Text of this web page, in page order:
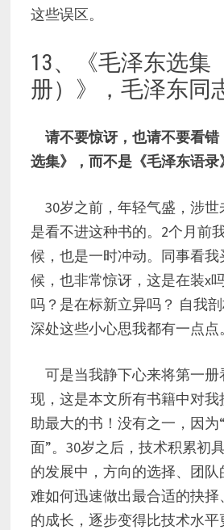
这些误区。
13、《毛泽东选集
册）》，毛泽东同
请不要惊讶，也请不要看
选集》，而不是《毛泽东语录
30岁之前，年轻气盛，涉世
是看不进这种书的。2个月前
候，也是一时冲动。同事看
候，也非常惊讶，这是在装x
吗？是在标新立异吗？ 自我
深处这些小心思我都有一点点。
可是当我静下心来将第一册
现，这是本文所有书籍中对
助最大的书！没有之一，因为
面”。30岁之后，技术积累初
的发展中，方向的选择、团队
难如何迅速做出最合适的抉择
的成长，逐步变得比技术水